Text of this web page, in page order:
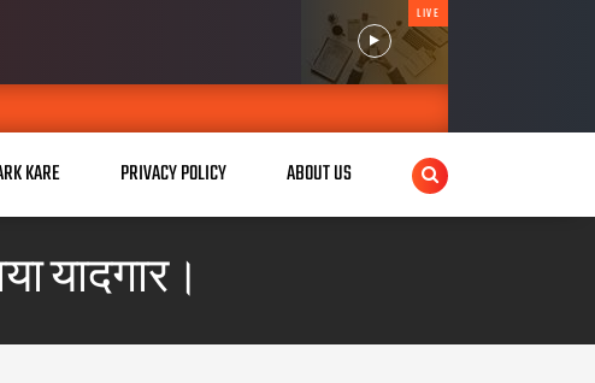
LIVE
KARE PRIVACY POLICY ABOUT US
यादगार।